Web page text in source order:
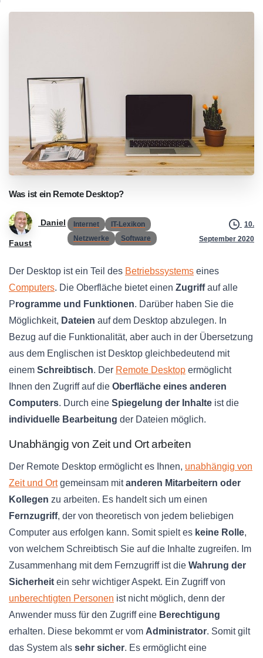
Was ist ein Remote Desktop?
Daniel
Faust
Internet
IT-Lexikon
Netzwerke
Software
10.
September 2020
Der Desktop ist ein Teil des Betriebssystems eines
Computers. Die Oberfläche bietet einen Zugriffauf alle
Programme und Funktionen. Darüber haben Sie die
Möglichkeit, Dateien auf dem Desktop abzulegen. In
Bezug auf die Funktionalität, aber auch in der Übersetzung
aus dem Englischen ist Desktop gleichbedeutend mit
einem Schreibtisch. Der Remote Desktop ermöglicht
Ihnen den Zugriff auf die Oberfläche eines anderen
Computers. Durch eine Spiegelung der Inhalte ist die
individuelle Bearbeitung der Dateien möglich.
Unabhängig von Zeit und Ort arbeiten
Der Remote Desktop ermöglicht es Ihnen, unabhängig von
Zeit und Ortgemeinsam mitanderen Mitarbeitern oder
Kollegen zu arbeiten. Es handelt sich um einen
Fernzugriff, der von theoretisch von jedem beliebigen
Computer aus erfolgen kann. Somit spielt es keine Rolle,
von welchem Schreibtisch Sie auf die Inhalte zugreifen. Im
Zusammenhang mit dem Fernzugriff ist die Wahrung der
Sicherheit ein sehr wichtiger Aspekt. Ein Zugriff von
unberechtigten Personen ist nicht möglich, denn der
Anwender muss für den Zugriff eine Berechtigung
erhalten. Diese bekommt er vom Administrator. Somit gilt
das System als sehr sicher. Es ermöglicht eine